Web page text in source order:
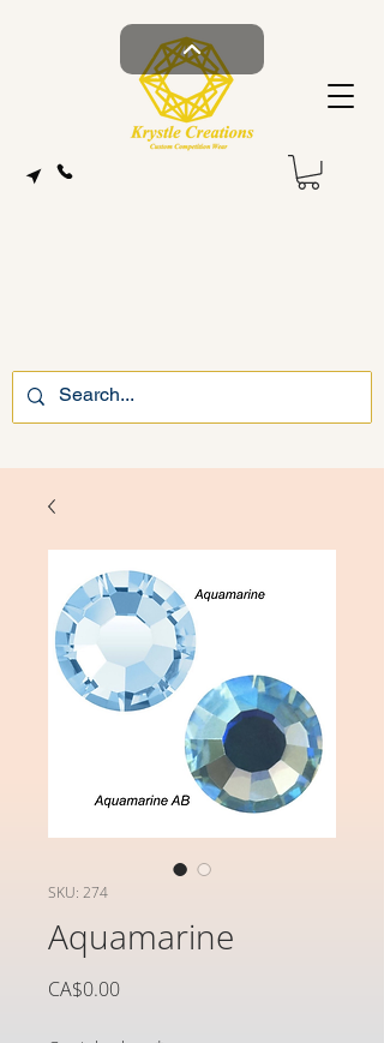
SKU: 274
Aquamarine
CA$0.00가